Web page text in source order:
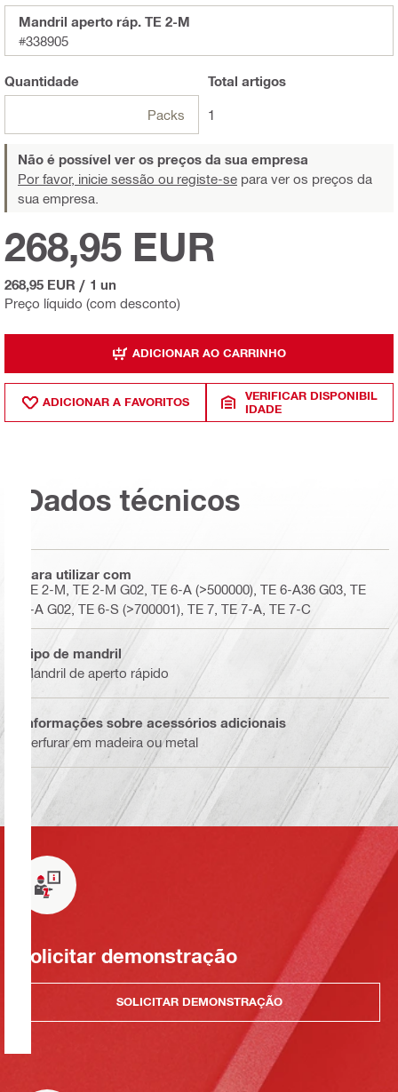
Mandril aperto ráp. TE 2-M
#338905
Quantidade
Packs
Total artigos
1
Não é possível ver os preços da sua empresa
Por favor, inicie sessão ou registe-se para ver os preços da
sua empresa.
Preço líquido (com desconto)
268,95 EUR
268,95 EUR / 1 un
ADICIONAR AO CARRINHO
ADICIONAR A FAVORITOS
VERIFICAR DISPONIBIL
IDADE
Dados técnicos
Para utilizar com
TE 2-M, TE 2-M G02, TE 6-A (>500000), TE 6-A36 G03, TE
6-A G02, TE 6-S (>700001), TE 7, TE 7-A, TE 7-C
Tipo de mandril
Mandril de aperto rápido
Informações sobre acessórios adicionais
Perfurar em madeira ou metal
Solicitar demonstração
SOLICITAR DEMONSTRAÇÃO